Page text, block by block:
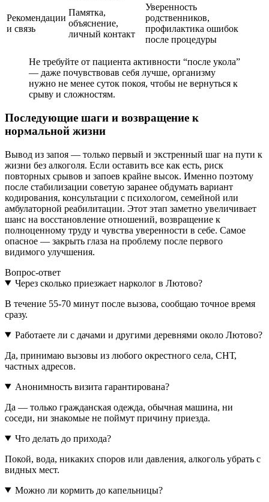
Рекомендации
и связь
Памятка,
объяснение,
личный контакт
Уверенность
родственников,
профилактика ошибок
после процедуры
Не требуйте от пациента активности “после укола”
— даже почувствовав себя лучше, организму
нужно не менее суток покоя, чтобы не вернуться к
срыву и сложностям.
Последующие шаги и возвращение к
нормальной жизни
Вывод из запоя — только первый и экстренный шаг на пути к
жизни без алкоголя. Если оставить все как есть, риск
повторных срывов и запоев крайне высок. Именно поэтому
после стабилизации советую заранее обдумать вариант
кодирования, консультации с психологом, семейной или
амбулаторной реабилитации. Этот этап заметно увеличивает
шанс на восстановление отношений, возвращение к
полноценному труду и чувства уверенности в себе. Самое
опасное — закрыть глаза на проблему после первого
видимого улучшения.
Вопрос-ответ
Через сколько приезжает нарколог в Лютово?
В течение 55-70 минут после вызова, сообщаю точное время
сразу.
Работаете ли с дачами и другими деревнями около Лютово?
Да, принимаю вызовы из любого окрестного села, СНТ,
частных адресов.
Анонимность визита гарантирована?
Да — только гражданская одежда, обычная машина, ни
соседи, ни знакомые не поймут причину приезда.
Что делать до прихода?
Покой, вода, никаких споров или давления, алкоголь убрать с
видных мест.
Можно ли кормить до капельницы?